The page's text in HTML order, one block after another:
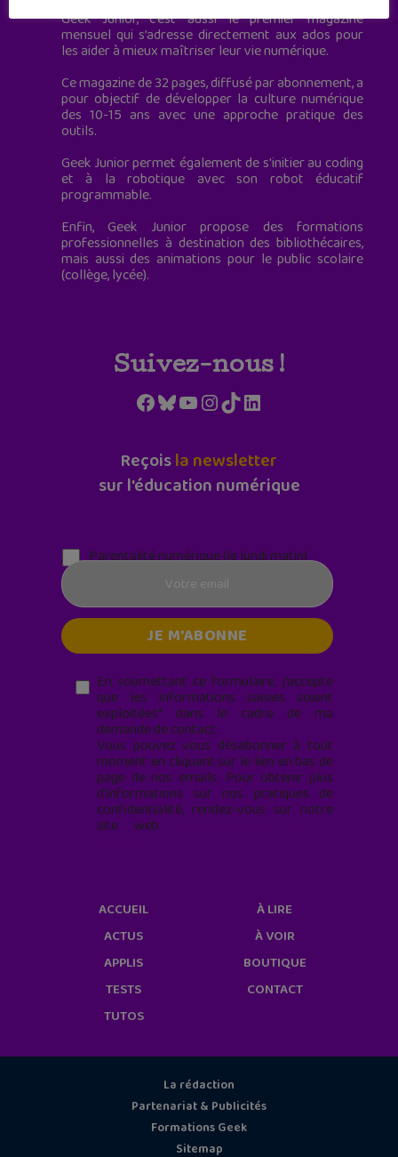
Geek Junior, c’est aussi le premier magazine
mensuel qui s’adresse directement aux ados pour
les aider à mieux maîtriser leur vie numérique.
Ce magazine de 32 pages, diffusé par abonnement, a
pour objectif de développer la culture numérique
des 10-15 ans avec une approche pratique des
outils.
Geek Junior permet également de s'initier au coding
et à la robotique avec son robot éducatif
programmable.
Enfin, Geek Junior propose des formations
professionnelles à destination des bibliothécaires,
mais aussi des animations pour le public scolaire
(collège, lycée).
Suivez-nous !
Facebook
Bluesky
YouTube
Instagram
TikTokLinkedIn
Reçoisla newsletter
sur l'éducation numérique
Parentalité numérique (le lundi matin)
En soumettant ce formulaire, j’accepte
que les informations saisies soient
exploitées* dans le cadre de ma
demande de contact.
Vous pouvez vous désabonner à tout
moment en cliquant sur le lien en bas de
page de nos emails. Pour obtenir plus
d'informations sur nos pratiques de
confidentialité, rendez-vous sur notre
site web
ACCUEIL
ACTUS
APPLIS
TESTS
TUTOS
À LIRE
À VOIR
BOUTIQUE
CONTACT
La rédaction
Partenariat & Publicités
Formations Geek
Sitemap